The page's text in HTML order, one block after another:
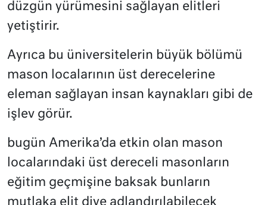
düzgün yürümesini sağlayan elitleri
yetiştirir.
Ayrıca bu üniversitelerin büyük bölümü
mason localarının üst derecelerine
eleman sağlayan insan kaynakları gibi de
işlev görür.
bugün Amerika’da etkin olan mason
localarındaki üst dereceli masonların
eğitim geçmişine baksak bunların